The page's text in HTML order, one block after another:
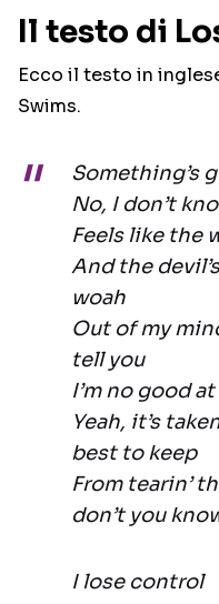
Il testo di
Ecco il testo in
Swims.
Something’s
No, I don’t
Feels like the
And the
woah
Out of my
tell you
I’m no good
Yeah, it’s
best to keep
From tearin’
don’t you
I lose control